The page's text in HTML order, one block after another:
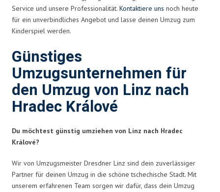
Service und unsere Professionalität. Kontaktiere uns noch heute
für ein unverbindliches Angebot und lasse deinen Umzug zum
Kinderspiel werden.
Günstiges
Umzugsunternehmen für
den Umzug von Linz nach
Hradec Králové
Du möchtest günstig umziehen von Linz nach Hradec
Králové?
Wir von Umzugsmeister Dresdner Linz sind dein zuverlässiger
Partner für deinen Umzug in die schöne tschechische Stadt. Mit
unserem erfahrenen Team sorgen wir dafür, dass dein Umzug